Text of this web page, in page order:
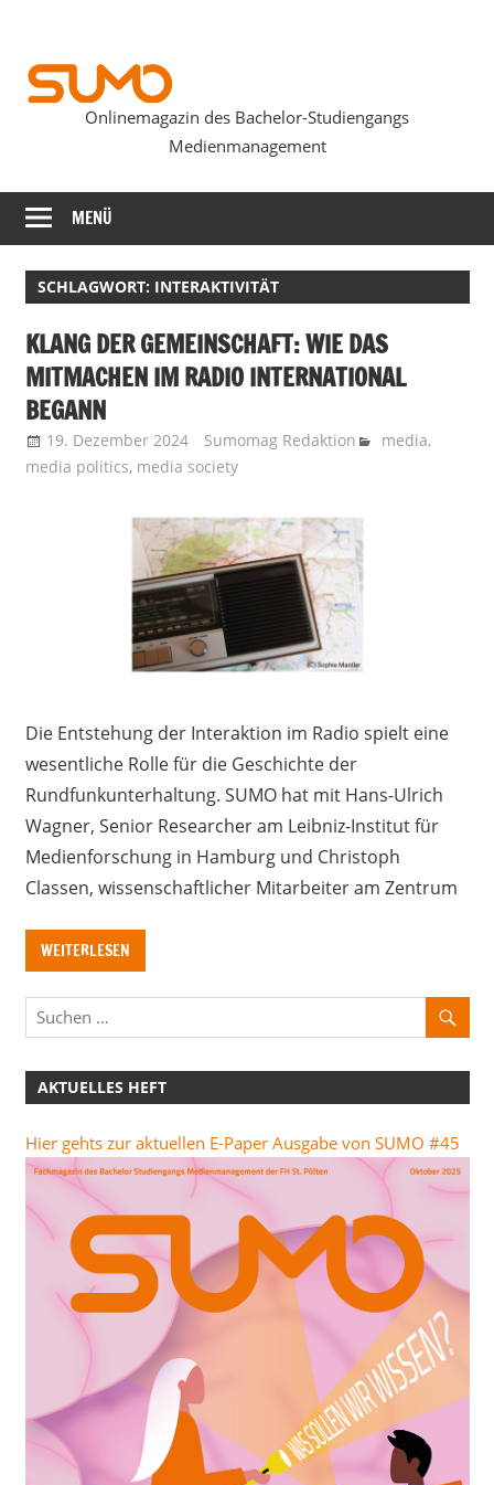
springen
SUMOmag
Onlinemagazin des Bachelor-Studiengangs
Medienmanagement
MENÜ
SCHLAGWORT: INTERAKTIVITÄT
KLANG DER GEMEINSCHAFT: WIE DAS
MITMACHEN IM RADIO INTERNATIONAL
BEGANN
19. Dezember 2024 Sumomag Redaktion media,
media politics, media society
Die Entstehung der Interaktion im Radio spielt eine
wesentliche Rolle für die Geschichte der
Rundfunkunterhaltung. SUMO hat mit Hans-Ulrich
Wagner, Senior Researcher am Leibniz-Institut für
Medienforschung in Hamburg und Christoph
Classen, wissenschaftlicher Mitarbeiter am Zentrum
WEITERLESEN
AKTUELLES HEFT
Hier gehts zur aktuellen E-Paper Ausgabe von SUMO #45